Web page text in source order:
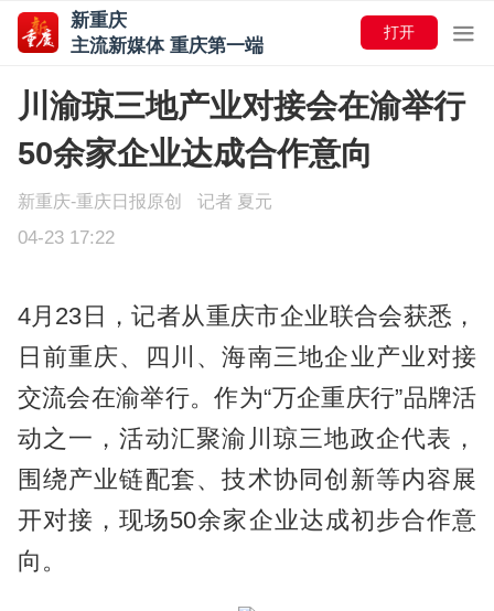
新重庆
主流新媒体 重庆第一端
打开
川渝琼三地产业对接会在渝举行
50余家企业达成合作意向
新重庆-重庆日报原创 记者 夏元
04-23 17:22
4月23日，记者从重庆市企业联合会获悉，
日前重庆、四川、海南三地企业产业对接
交流会在渝举行。作为“万企重庆行”品牌活
动之一，活动汇聚渝川琼三地政企代表，
围绕产业链配套、技术协同创新等内容展
开对接，现场50余家企业达成初步合作意
向。